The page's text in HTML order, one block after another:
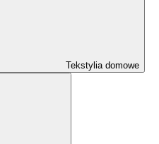
Tekstylia domowe